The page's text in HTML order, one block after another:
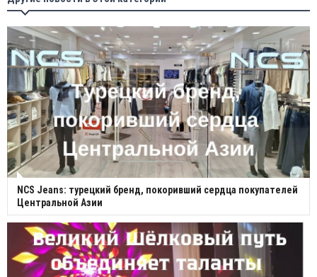
NCS Jeans: турецкий бренд, покоривший сердца покупателей
Центральной Азии